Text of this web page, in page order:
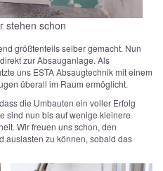
stehen schon
größtenteils selber gemacht. Nun
zur Absauganlage. Als
uns ESTA Absaugtechnik mit einem
überall im Raum ermöglicht.
die Umbauten ein voller Erfolg
sind nun bis auf wenige kleinere
Wir freuen uns schon, den
auslasten zu können, sobald das